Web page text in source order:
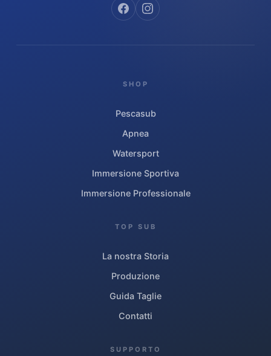
SHOP
Pescasub
Apnea
Watersport
Immersione Sportiva
Immersione Professionale
TOP SUB
La nostra Storia
Produzione
Guida Taglie
Contatti
SUPPORTO